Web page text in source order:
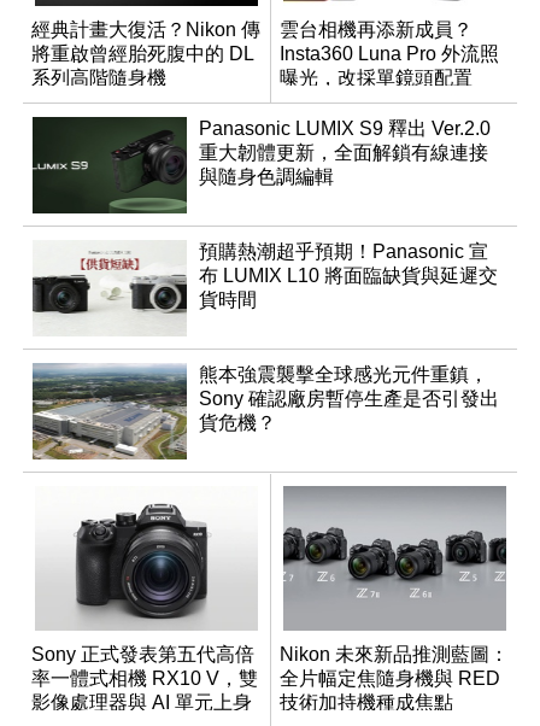
經典計畫大復活？Nikon 傳
將重啟曾經胎死腹中的 DL
系列高階隨身機
雲台相機再添新成員？
Insta360 Luna Pro 外流照
曝光，改採單鏡頭配置
Panasonic LUMIX S9 釋出 Ver.2.0
重大韌體更新，全面解鎖有線連接
與隨身色調編輯
預購熱潮超乎預期！Panasonic 宣
布 LUMIX L10 將面臨缺貨與延遲交
貨時間
熊本強震襲擊全球感光元件重鎮，
Sony 確認廠房暫停生產是否引發出
貨危機？
Sony 正式發表第五代高倍
率一體式相機 RX10 V，雙
影像處理器與 AI 單元上身
Nikon 未來新品推測藍圖：
全片幅定焦隨身機與 RED
技術加持機種成焦點